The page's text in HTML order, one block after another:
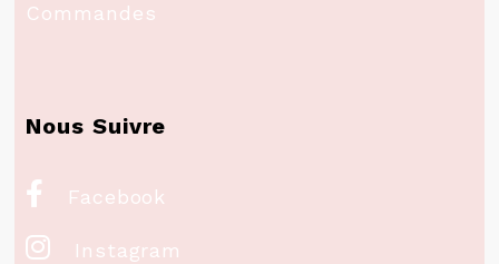
Commandes
Nous Suivre
 Facebook
 Instagram